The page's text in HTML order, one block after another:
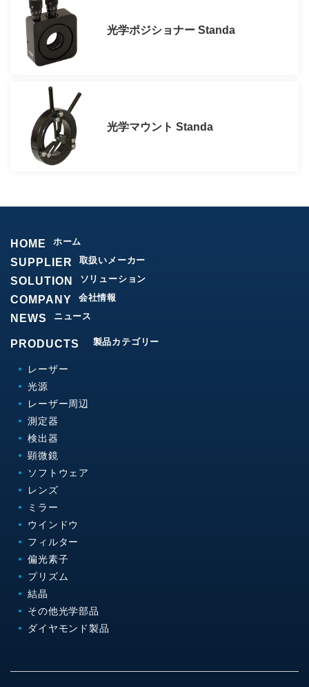
光学ポジショナー Standa
光学マウント Standa
HOME ホーム
SUPPLIER 取扱いメーカー
SOLUTION ソリューション
COMPANY 会社情報
NEWS ニュース
PRODUCTS 製品カテゴリー
レーザー
光源
レーザー周辺
測定器
検出器
顕微鏡
ソフトウェア
レンズ
ミラー
ウインドウ
フィルター
偏光素子
プリズム
結晶
その他光学部品
ダイヤモンド製品